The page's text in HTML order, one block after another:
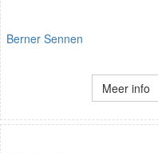
Berner Sennen
Meer info